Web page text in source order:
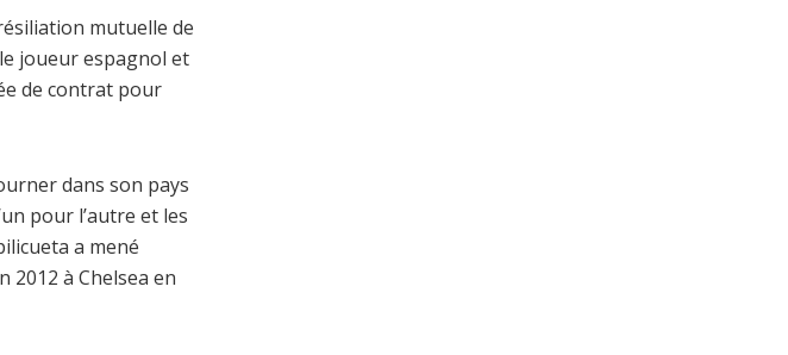
mutuelle de
joueur espagnol et
de contrat pour
dans son pays
pour l’autre et les
a mené
2012 à Chelsea en